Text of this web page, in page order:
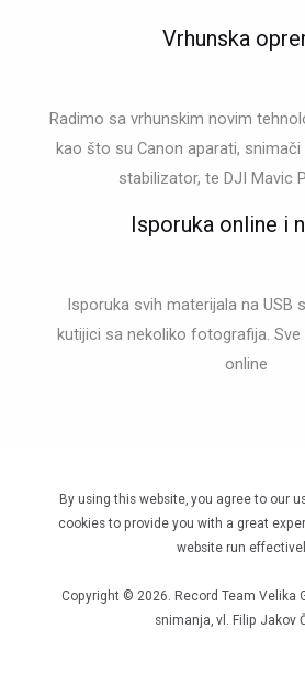
Vrhunska
Radimo sa vrhunskim novim
kao što su Canon aparati, snimači
stabilizator, te DJI Mavic
Isporuka online i
Isporuka svih materijala na USB
kutijici sa nekoliko fotografija.
online
By using this website, you agree to our
cookies to provide you with a great
website run
Copyright © 2026. Record Team Velika
snimanja, vl. Filip Jakov